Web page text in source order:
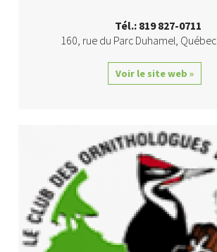
Tél.: 819 827-0711
160, rue du Parc Duhamel Québec,
Voir le site web »